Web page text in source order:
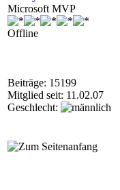
Microsoft MVP
Offline
Beiträge: 15199
Mitglied seit: 11.02.07
Geschlecht: